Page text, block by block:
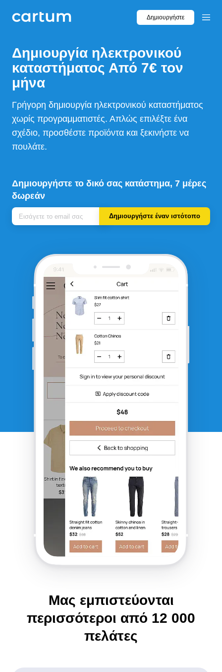
Δημιουργήστε
Δημιουργία ηλεκτρονικού
καταστήματος Από 7€ τον
μήνα
Γρήγορη δημιουργία ηλεκτρονικού καταστήματος
χωρίς προγραμματιστές. Απλώς επιλέξτε ένα
σχέδιο, προσθέστε προϊόντα και ξεκινήστε να
πουλάτε.
Δημιουργήστε το δικό σας κατάστημα, 7 μέρες
δωρεάν
Δημιουργήστε έναν ιστότοπο
Μας εμπιστεύονται
περισσότεροι από 12 000
πελάτες